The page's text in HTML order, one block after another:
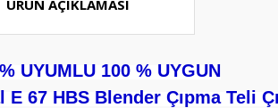
ÜRÜN AÇIKLAMASI
UYUMLU 100 % UYGUN
E 67 HBS Blender Çıpma Teli